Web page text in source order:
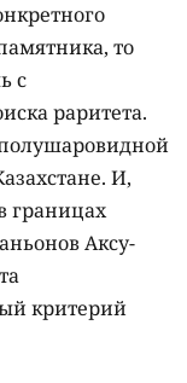
то
с
раритета.
И,
границах
Аксу-
критерий